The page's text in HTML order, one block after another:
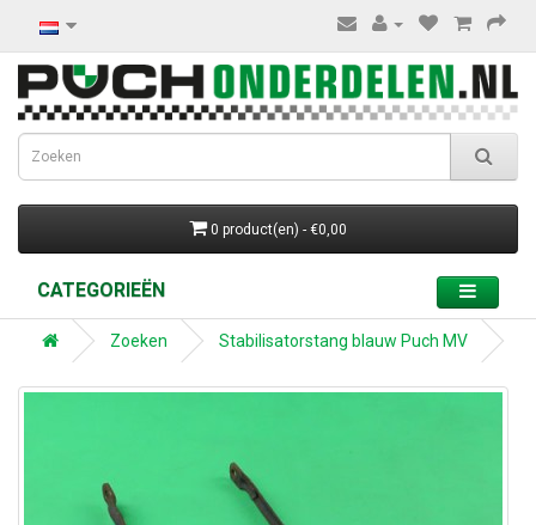
0 product(en) - €0,00
CATEGORIEËN
Zoeken Stabilisatorstang blauw Puch MV